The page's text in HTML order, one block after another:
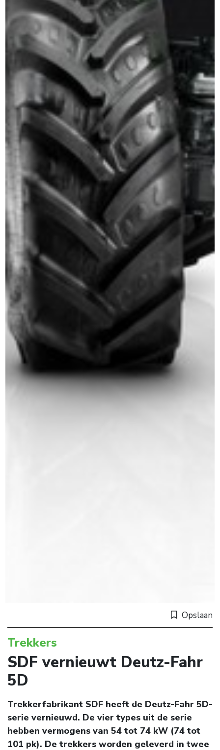
Opslaan
Trekkers
SDF vernieuwt Deutz-Fahr
5D
Trekkerfabrikant SDF heeft de Deutz-Fahr 5D-
serie vernieuwd. De vier types uit de serie
hebben vermogens van 54 tot 74 kW (74 tot
101 pk). De trekkers worden geleverd in twee